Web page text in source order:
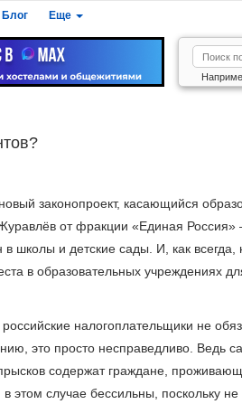
Блог Еще
законопроект, касающийся
от фракции «Единая Россия»
школы и детские сады. И, как
в образовательных учреждениях
налогоплательщики не
это просто несправедливо. Ведь
содержат граждане,
случае бессильны, поскольку